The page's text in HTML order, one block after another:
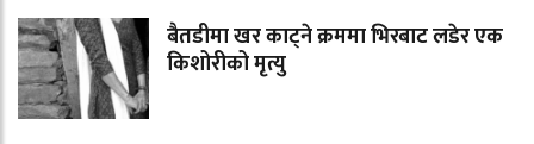
बैतडीमा खर काट्ने क्रममा भिरबाट लडेर एक
किशोरीको मृत्यु